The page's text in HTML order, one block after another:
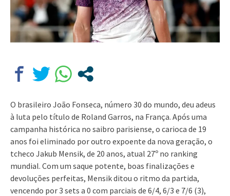
O brasileiro João Fonseca, número 30 do mundo, deu adeus
à luta pelo título de Roland Garros, na França. Após uma
campanha histórica no saibro parisiense, o carioca de 19
anos foi eliminado por outro expoente da nova geração, o
tcheco Jakub Mensik, de 20 anos, atual 27º no ranking
mundial. Com um saque potente, boas finalizações e
devoluções perfeitas, Mensik ditou o ritmo da partida,
vencendo por 3 sets a 0 com parciais de 6/4, 6/3 e 7/6 (3),